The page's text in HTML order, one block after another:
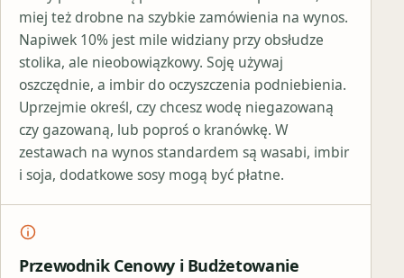
miej też drobne na szybkie zamówienia na wynos.
Napiwek 10% jest mile widziany przy obsłudze
stolika, ale nieobowiązkowy. Soję używaj
oszczędnie, a imbir do oczyszczenia podniebienia.
Uprzejmie określ, czy chcesz wodę niegazowaną
czy gazowaną, lub poproś o kranówkę. W
zestawach na wynos standardem są wasabi, imbir
i soja, dodatkowe sosy mogą być płatne.
Przewodnik Cenowy i Budżetowanie